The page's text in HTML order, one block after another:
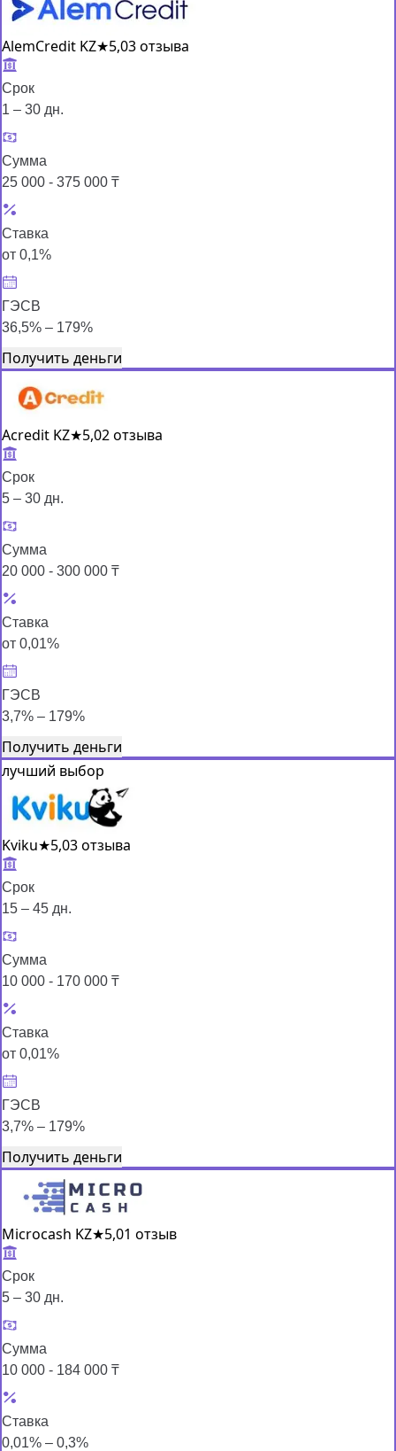
AlemCredit KZ★5,03 отзыва
Срок
1 – 30 дн.
Сумма
25 000 - 375 000 ₸
Ставка
от 0,1%
ГЭСВ
36,5% – 179%
Получить деньги
Acredit KZ★5,02 отзыва
Срок
5 – 30 дн.
Сумма
20 000 - 300 000 ₸
Ставка
от 0,01%
ГЭСВ
3,7% – 179%
Получить деньги
лучший выбор
Kviku★5,03 отзыва
Срок
15 – 45 дн.
Сумма
10 000 - 170 000 ₸
Ставка
от 0,01%
ГЭСВ
3,7% – 179%
Получить деньги
Microcash KZ★5,01 отзыв
Срок
5 – 30 дн.
Сумма
10 000 - 184 000 ₸
Ставка
0,01% – 0,3%